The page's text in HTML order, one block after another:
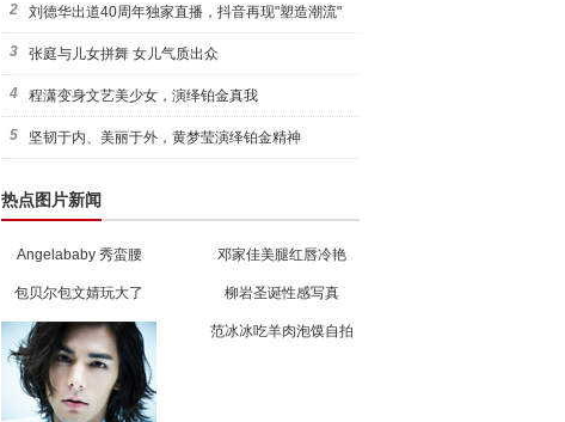
晓！
2 刘德华出道40周年独家直播，抖音再现"塑造潮流"
3 张庭与儿女拼舞 女儿气质出众
4 程潇变身文艺美少女，演绎铂金真我
5 坚韧于内、美丽于外，黄梦莹演绎铂金精神
热点图片新闻
Angelababy 秀蛮腰 邓家佳美腿红唇冷艳
包贝尔包文婧玩大了 柳岩圣诞性感写真
范冰冰吃羊肉泡馍自拍